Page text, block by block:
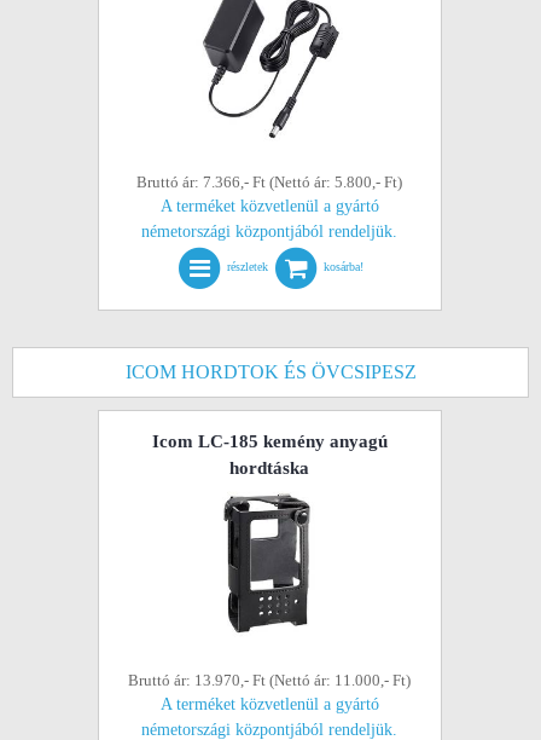
Bruttó ár: 7.366,- Ft (Nettó ár: 5.800,- Ft)
A terméket közvetlenül a gyártó
németországi központjából rendeljük.
részletek kosárba!
ICOM HORDTOK ÉS ÖVCSIPESZ
Icom LC-185 kemény anyagú
hordtáska
Bruttó ár: 13.970,- Ft (Nettó ár: 11.000,- Ft)
A terméket közvetlenül a gyártó
németországi központjából rendeljük.